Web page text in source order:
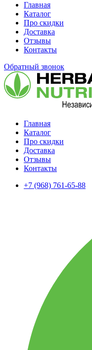
Главная
Каталог
Про скидки
Доставка
Отзывы
Контакты
Обратный звонок
Главная
Каталог
Про скидки
Доставка
Отзывы
Контакты
+7 (968) 761-65-88